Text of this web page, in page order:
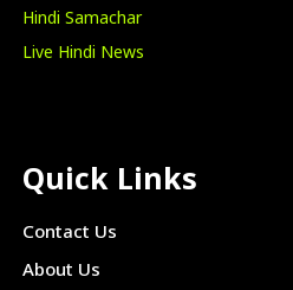
Hindi Samachar
Live Hindi News
Quick Links
Contact Us
About Us